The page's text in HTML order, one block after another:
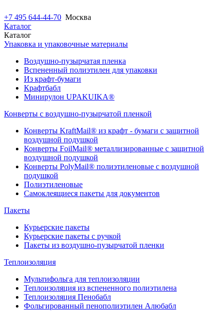
+7 495 644-44-70 Москва
Каталог
Каталог
Упаковка и упаковочные материалы
Воздушно-пузырчатая пленка
Вспененный полиэтилен для упаковки
Из крафт-бумаги
Крафтбабл
Минирулон UPAKUIKA®
Конверты с воздушно-пузырчатой пленкой
Конверты KraftMail® из крафт - бумаги с защитной
воздушной подушкой
Конверты FoilMail® металлизированные с защитной
воздушной подушкой
Конверты PolyMail® полиэтиленовые с воздушной
подушкой
Полиэтиленовые
Самоклеящиеся пакеты для документов
Пакеты
Курьерские пакеты
Курьерские пакеты с ручкой
Пакеты из воздушно-пузырчатой пленки
Теплоизоляция
Мультифольга для теплоизоляции
Теплоизоляция из вспененного полиэтилена
Теплоизоляция Пенобабл
Фольгированный пенополиэтилен Алюбабл